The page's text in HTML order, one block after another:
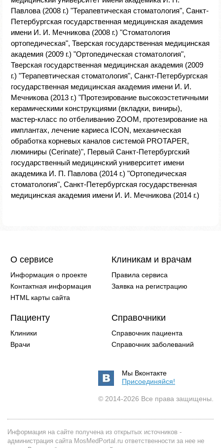
Павлова (2008 г.) "Терапевтическая стоматология", Санкт-
Петербургская государственная медицинская академия
имени И. И. Мечникова (2008 г.) "Стоматология
ортопедическая", Тверская государственная медицинская
академия (2009 г.) "Ортопедическая стоматология",
Тверская государственная медицинская академия (2009
г.) "Терапевтическая стоматология", Санкт-Петербургская
государственная медицинская академия имени И. И.
Мечникова (2013 г.) "Протезирование высокоэстетичными
керамическими конструкциями (вкладки, виниры),
мастер-класс по отбеливанию ZOOM, протезирование на
имплантах, лечение кариеса ICON, механическая
обработка корневых каналов системой PROTAPER,
люминиры (Cerinate)", Первый Санкт-Петербургский
государственный медицинский университет имени
академика И. П. Павлова (2014 г.) "Ортопедическая
стоматология", Санкт-Петербургская государственная
медицинская академия имени И. И. Мечникова (2014 г.)
О сервисе
Информация о проекте
Контактная информация
HTML карты сайта
Клиникам и врачам
Правила сервиса
Заявка на регистрацию
Пациенту
Клиники
Врачи
Справочники
Справочник пациента
Справочник заболеваний
Мы Вконтакте
Присоединяйся!
© 2014-2026 Все права защищены.
Информация на сайте получена из открытых источников -
администрация сайта MosMedPortal.ru ответственности за нее не